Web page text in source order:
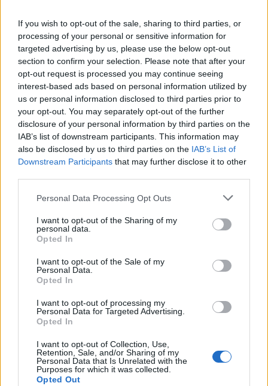
If you wish to opt-out of the sale, sharing to third parties, or
processing of your personal or sensitive information for
targeted advertising by us, please use the below opt-out
section to confirm your selection. Please note that after your
opt-out request is processed you may continue seeing
interest-based ads based on personal information utilized by
us or personal information disclosed to third parties prior to
your opt-out. You may separately opt-out of the further
disclosure of your personal information by third parties on the
IAB’s list of downstream participants. This information may
also be disclosed by us to third parties on the IAB’s List of
Downstream Participants that may further disclose it to other
Please note that this website/app uses one or more Google
not limited to your visit or usage behaviour. You may click to
grant or deny consent to Google and its third-party tags to
use your data for below specified purposes in below Google
consent section.
Personal Data Processing Opt Outs
I want to opt-out of the Sharing of my
personal data.
Opted In
I want to opt-out of the Sale of my
Personal Data.
Opted In
I want to opt-out of processing my
Personal Data for Targeted Advertising.
Opted In
I want to opt-out of Collection, Use,
Retention, Sale, and/or Sharing of my
Personal Data that Is Unrelated with the
Purposes for which it was collected.
Opted Out
Aktuális
Az atomerőmű egyetlen hatása a környezetre, hogy a
Duna vizét némileg felmelegíti
MAGYAR ÉPÍTŐK